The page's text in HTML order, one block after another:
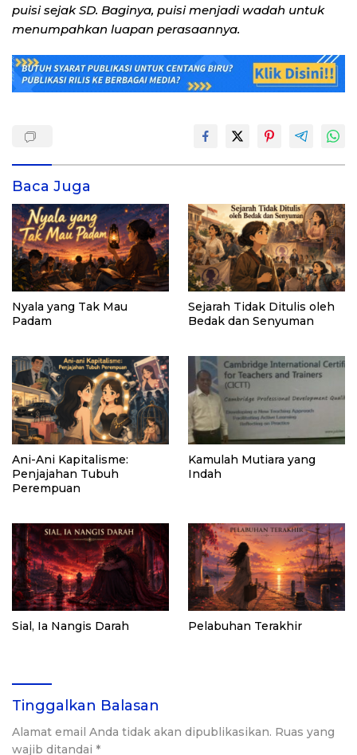
puisi sejak SD. Baginya, puisi menjadi wadah untuk
menumpahkan luapan perasaannya.
Baca Juga
Nyala yang Tak Mau
Padam
Sejarah Tidak Ditulis oleh
Bedak dan Senyuman
Ani-Ani Kapitalisme:
Penjajahan Tubuh
Perempuan
Kamulah Mutiara yang
Indah
Sial, Ia Nangis Darah Pelabuhan Terakhir
Tinggalkan Balasan
Alamat email Anda tidak akan dipublikasikan. Ruas yang
wajib ditandai *